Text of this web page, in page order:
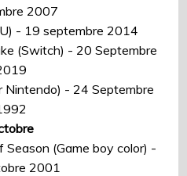
2007
- 19 septembre 2014
(Switch) - 20 Septembre
Nintendo) - 24 Septembre
Season (Game boy color) -
2001